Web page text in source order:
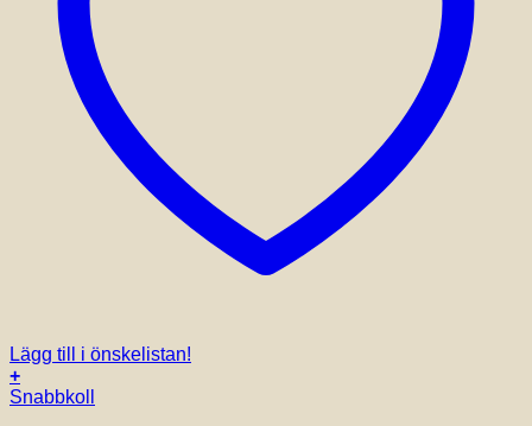
Lägg till i önskelistan!
+
Snabbkoll